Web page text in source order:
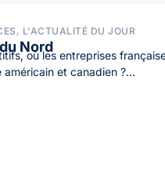
, L'ACTUALITÉ DU JOUR
Nord
où les entreprises
et canadien ?...